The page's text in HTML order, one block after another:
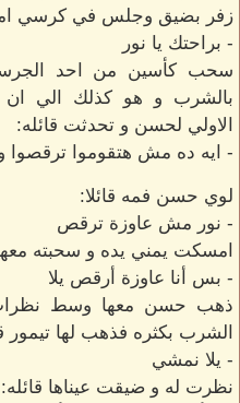
زفر بضيق وجلس في كرسي
- براحتك يا نور
سحب كأسين من احد
بالشرب و هو كذلك الي ان
الاولي لحسن و تحدثت قائله:
- ايه ده مش هتقوموا ترقصوا
لوي حسن فمه قائلا:
- نور مش عاوزة ترقص
امسكت يمني يده و سحبته
- بس أنا عاوزة أرقص يلا
ذهب حسن معها وسط
الشرب بكثره فذهب لها تيمور
- يلا نمشي
نظرت له و ضيقت عيناها قائله: